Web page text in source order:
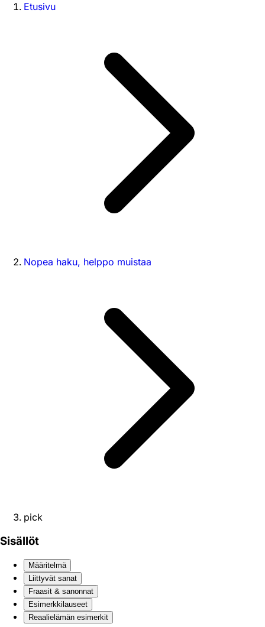
Etusivu
Nopea haku, helppo muistaa
pick
Sisällöt
Määritelmä
Liittyvät sanat
Fraasit & sanonnat
Esimerkkilauseet
Reaali­elämän esimerkit